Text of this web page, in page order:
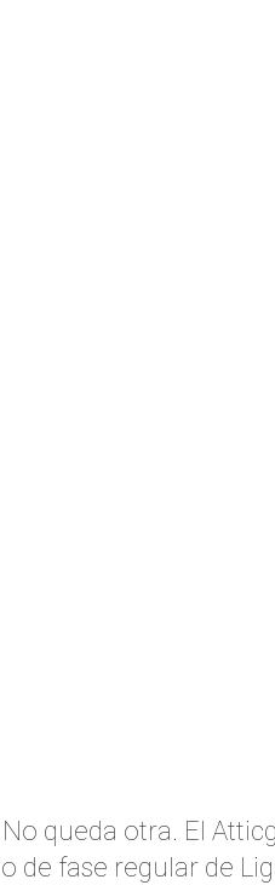
queda otra. El
de fase regular de